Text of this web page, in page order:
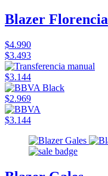
Blazer Florencia
$4.990
$3.493
$3.144
$2.969
$3.144